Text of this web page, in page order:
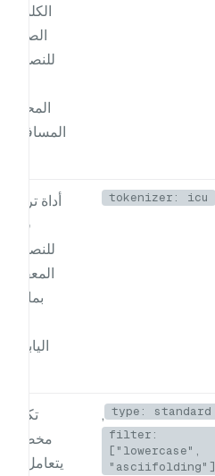
الكلمات
الصينية
للنصوص
المحدّدة
المسافات.
tokenizer: icu
أداة ترميز
قوية
للنصوص
المعقدة،
بما في
اليابانية.
type: standard
,
filter:
["lowercase",
"asciifolding"]
تكوين
مخصص
يتعامل مع